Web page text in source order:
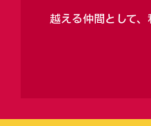
越える仲間として、